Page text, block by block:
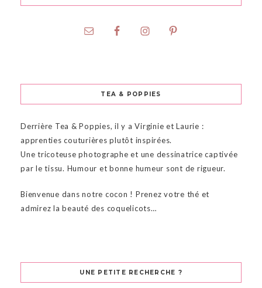
TEA & POPPIES
Derrière Tea & Poppies, il y a Virginie et Laurie :
apprenties couturières plutôt inspirées.
Une tricoteuse photographe et une dessinatrice captivée
par le tissu. Humour et bonne humeur sont de rigueur.
Bienvenue dans notre cocon ! Prenez votre thé et
admirez la beauté des coquelicots…
UNE PETITE RECHERCHE ?